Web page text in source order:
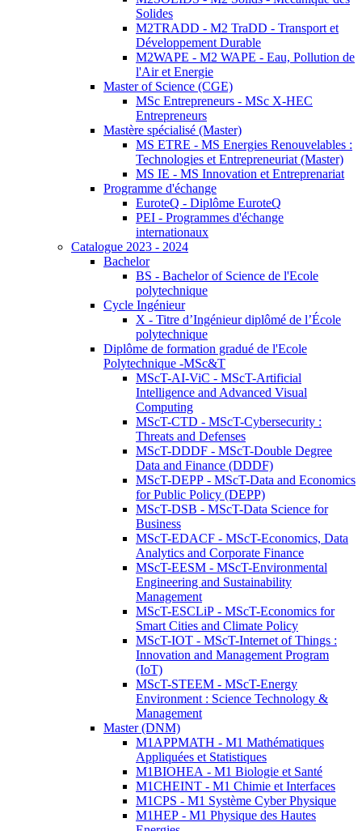
Solides
M2TRADD - M2 TraDD - Transport et
Développement Durable
M2WAPE - M2 WAPE - Eau, Pollution de
l'Air et Energie
Master of Science (CGE)
MSc Entrepreneurs - MSc X-HEC
Entrepreneurs
Mastère spécialisé (Master)
MS ETRE - MS Energies Renouvelables :
Technologies et Entrepreneuriat (Master)
MS IE - MS Innovation et Entreprenariat
Programme d'échange
EuroteQ - Diplôme EuroteQ
PEI - Programmes d'échange
internationaux
Catalogue 2023 - 2024
Bachelor
BS - Bachelor of Science de l'Ecole
polytechnique
Cycle Ingénieur
X - Titre d’Ingénieur diplômé de l’École
polytechnique
Diplôme de formation gradué de l'Ecole
Polytechnique -MSc&T
MScT-AI-ViC - MScT-Artificial
Intelligence and Advanced Visual
Computing
MScT-CTD - MScT-Cybersecurity :
Threats and Defenses
MScT-DDDF - MScT-Double Degree
Data and Finance (DDDF)
MScT-DEPP - MScT-Data and Economics
for Public Policy (DEPP)
MScT-DSB - MScT-Data Science for
Business
MScT-EDACF - MScT-Economics, Data
Analytics and Corporate Finance
MScT-EESM - MScT-Environmental
Engineering and Sustainability
Management
MScT-ESCLiP - MScT-Economics for
Smart Cities and Climate Policy
MScT-IOT - MScT-Internet of Things :
Innovation and Management Program
(IoT)
MScT-STEEM - MScT-Energy
Environment : Science Technology &
Management
Master (DNM)
M1APPMATH - M1 Mathématiques
Appliquées et Statistiques
M1BIOHEA - M1 Biologie et Santé
M1CHEINT - M1 Chimie et Interfaces
M1CPS - M1 Système Cyber Physique
M1HEP - M1 Physique des Hautes